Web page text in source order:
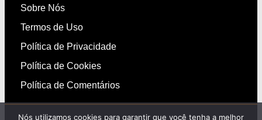
Sobre Nós
Termos de Uso
Política de Privacidade
Política de Cookies
Política de Comentários
Nós utilizamos cookies para garantir que você tenha a melhor